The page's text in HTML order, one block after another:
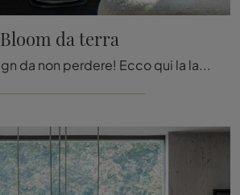
Bloom da terra
Un Lighting Design da non perdere! Ecco qui la lampada da terra Bloom da terra di Cattelan Italia.